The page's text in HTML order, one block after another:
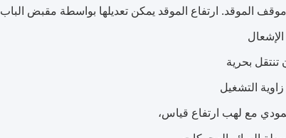
ارتفاع الموقد يمكن تعديلها بواسطة مقبض الباب